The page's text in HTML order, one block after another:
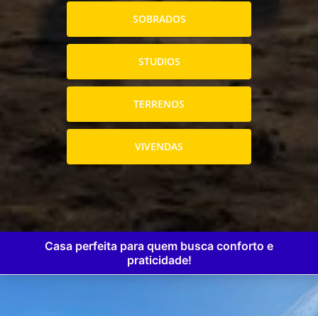
SOBRADOS
STUDIOS
TERRENOS
VIVENDAS
Casa perfeita para quem busca conforto e
praticidade!